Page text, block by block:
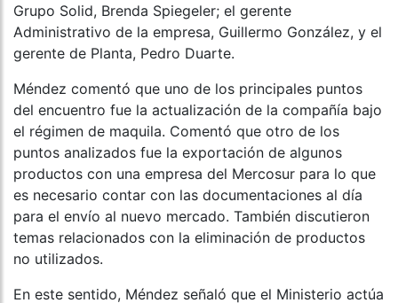
Grupo Solid, Brenda Spiegeler; el gerente
Administrativo de la empresa, Guillermo González, y el
gerente de Planta, Pedro Duarte.
Méndez comentó que uno de los principales puntos
del encuentro fue la actualización de la compañía bajo
el régimen de maquila. Comentó que otro de los
puntos analizados fue la exportación de algunos
productos con una empresa del Mercosur para lo que
es necesario contar con las documentaciones al día
para el envío al nuevo mercado. También discutieron
temas relacionados con la eliminación de productos
no utilizados.
En este sentido, Méndez señaló que el Ministerio actúa